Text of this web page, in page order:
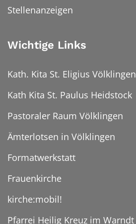
Stellenanzeigen
Wichtige Links
Kath. Kita St. Eligius Völklingen
Kath Kita St. Paulus Heidstock
Pastoraler Raum Völklingen
Ämterlotsen in Völklingen
Formatwerkstatt
Frauenkirche
kirche:mobil!
Pfarrei Heilig Kreuz im Warndt